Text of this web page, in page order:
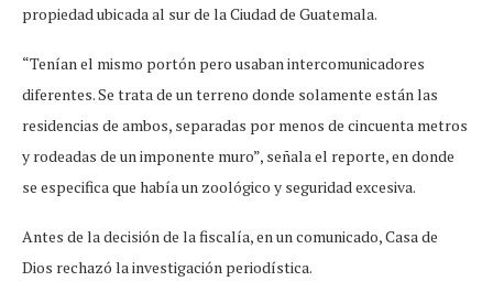
propiedad ubicada al sur de la Ciudad de Guatemala.
“Tenían el mismo portón pero usaban intercomunicadores
diferentes. Se trata de un terreno donde solamente están las
residencias de ambos, separadas por menos de cincuenta metros
y rodeadas de un imponente muro”, señala el reporte, en donde
se especifica que había un zoológico y seguridad excesiva.
Antes de la decisión de la fiscalía, en un comunicado, Casa de
Dios rechazó la investigación periodística.